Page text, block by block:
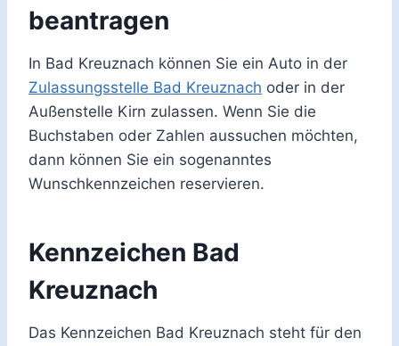
beantragen
In Bad Kreuznach können Sie ein Auto in der
Zulassungsstelle Bad Kreuznach oder in der
Außenstelle Kirn zulassen. Wenn Sie die
Buchstaben oder Zahlen aussuchen möchten,
dann können Sie ein sogenanntes
Wunschkennzeichen reservieren.
Kennzeichen Bad
Kreuznach
Das Kennzeichen Bad Kreuznach steht für den